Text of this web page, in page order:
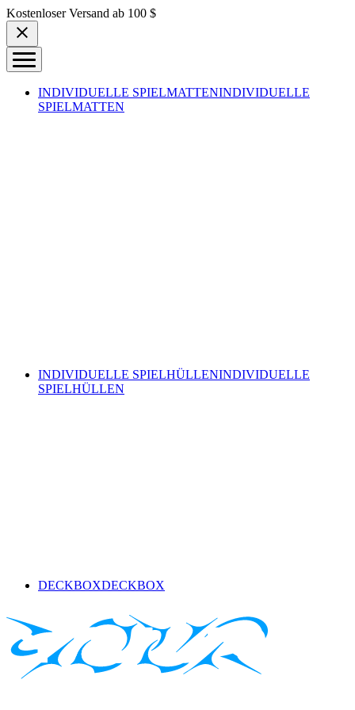
Skip to content
Kostenloser Versand ab 100 $
INDIVIDUELLE SPIELMATTENINDIVIDUELLE
SPIELMATTEN
INDIVIDUELLE SPIELHÜLLENINDIVIDUELLE
SPIELHÜLLEN
DECKBOXDECKBOX